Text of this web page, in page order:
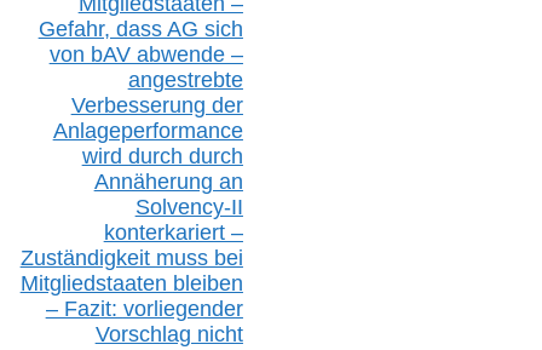
Gefahr, dass AG sich
von bAV abwende –
angestrebte
Verbesserung der
Anlageperformance
wird durch durch
Annäherung an
Solvency-II
konterkariert –
Zuständigkeit muss bei
Mitgliedstaaten bleiben
– Fazit: vorliegender
Vorschlag nicht